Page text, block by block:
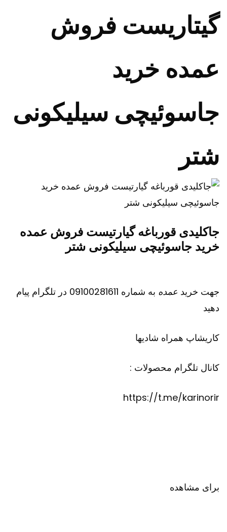
گیتاریست فروش
عمده خرید
جاسوئیچی سیلیکونی
شتر
جاکلیدی قورباغه گیارتیست فروش عمده
خرید جاسوئیچی سیلیکونی شتر
جهت خرید عمده
به شماره 09100281611 در تلگرام پیام
دهید
کاریشاپ همراه شادیها
کانال تلگرام محصولات :
https://t.me/karinorir
برای مشاهده